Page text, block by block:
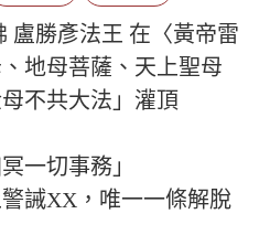
盧勝彥法王 在〈黃帝雷
地母菩薩、天上聖母
不共大法」灌頂
一切事務」
誡XX，唯一一條解脫